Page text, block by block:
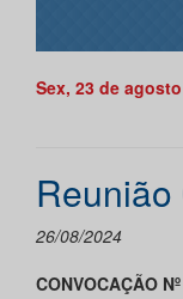
Sex, 23 de
26/08/2024
CONVOCAÇÃO